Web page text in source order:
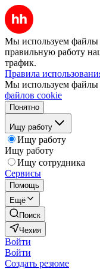
Мы используем файлы
правильную работу
трафик.
Правила
Мы используем файлы
файлов cookie
Понятно
Ищу работу
Ищу работу
Ищу работу
Ищу сотрудника
Сервисы
Помощь
Ещё
Поиск
Чехия
Войти
Войти
Создать резюме